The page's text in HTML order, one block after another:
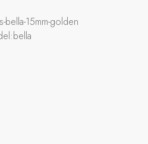
bella-15mm-golden